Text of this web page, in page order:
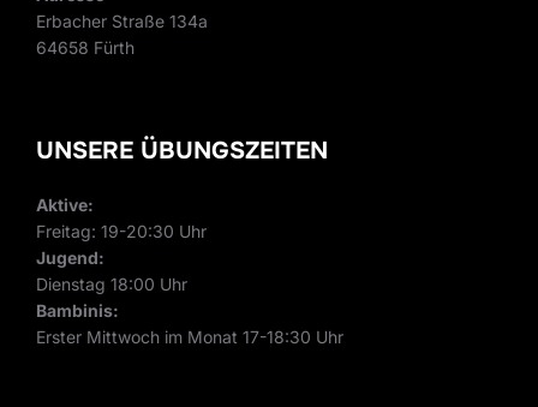
Erbacher Straße 134a
64658 Fürth
UNSERE ÜBUNGSZEITEN
Aktive:
Freitag: 19-20:30 Uhr
Jugend:
Dienstag 18:00 Uhr
Bambinis:
Erster Mittwoch im Monat 17-18:30 Uhr